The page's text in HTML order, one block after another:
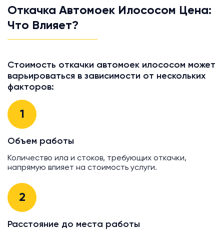
Откачка Автомоек Илососом Цена:
Что Влияет?
Стоимость откачки автомоек илососом может
варьироваться в зависимости от нескольких
факторов:
1
Объем работы
Количество ила и стоков, требующих откачки,
напрямую влияет на стоимость услуги.
2
Расстояние до места работы